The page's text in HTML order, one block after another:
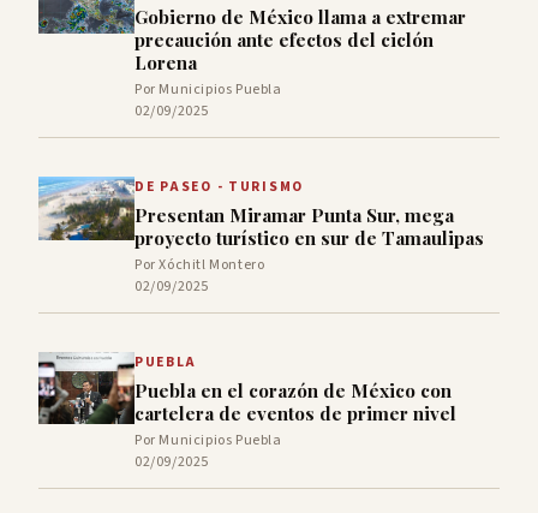
Gobierno de México llama a extremar
precaución ante efectos del ciclón
Lorena
Por Municipios Puebla
02/09/2025
DE PASEO - TURISMO
Presentan Miramar Punta Sur, mega
proyecto turístico en sur de Tamaulipas
Por Xóchitl Montero
02/09/2025
PUEBLA
Puebla en el corazón de México con
cartelera de eventos de primer nivel
Por Municipios Puebla
02/09/2025